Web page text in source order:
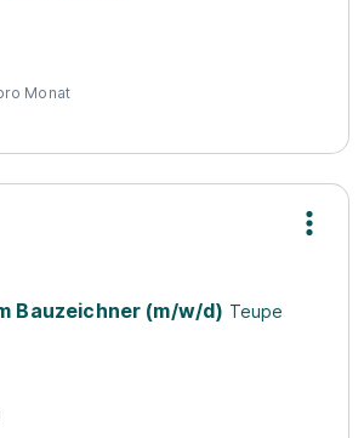
Monat
Bauzeichner (m/w/d) Teupe